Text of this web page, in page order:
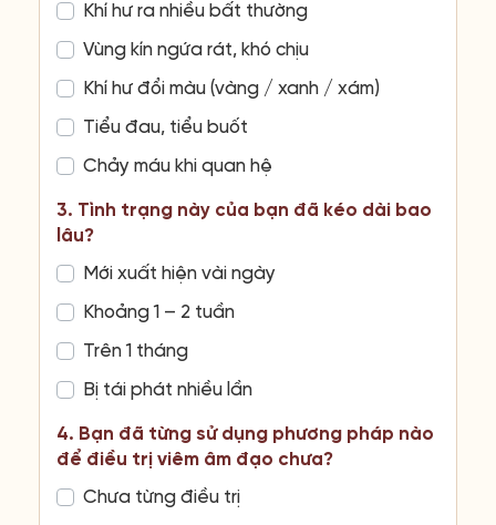
Khí hư ra nhiều bất thường
Vùng kín ngứa rát, khó chịu
Khí hư đổi màu (vàng / xanh / xám)
Tiểu đau, tiểu buốt
Chảy máu khi quan hệ
3. Tình trạng này của bạn đã kéo dài bao
lâu?
Mới xuất hiện vài ngày
Khoảng 1 – 2 tuần
Trên 1 tháng
Bị tái phát nhiều lần
4. Bạn đã từng sử dụng phương pháp nào
để điều trị viêm âm đạo chưa?
Chưa từng điều trị